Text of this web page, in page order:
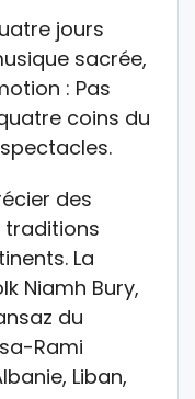
jours
sacrée,
: Pas
coins du
des
La
Niamh Bury,
du
Rami
Liban,